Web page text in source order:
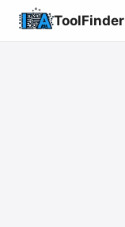
ToolFinder